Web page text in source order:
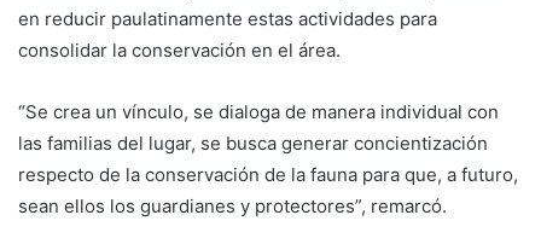
en reducir paulatinamente estas actividades para
consolidar la conservación en el área.
“Se crea un vínculo, se dialoga de manera individual con
las familias del lugar, se busca generar concientización
respecto de la conservación de la fauna para que, a futuro,
sean ellos los guardianes y protectores”, remarcó.